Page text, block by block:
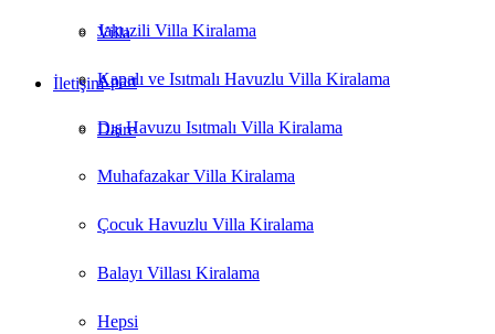
Jakuzili Villa Kiralama
Kapalı ve Isıtmalı Havuzlu Villa Kiralama
Dış Havuzu Isıtmalı Villa Kiralama
Muhafazakar Villa Kiralama
Çocuk Havuzlu Villa Kiralama
Balayı Villası Kiralama
Hepsi
Villa
Apart
Daire
İletişim